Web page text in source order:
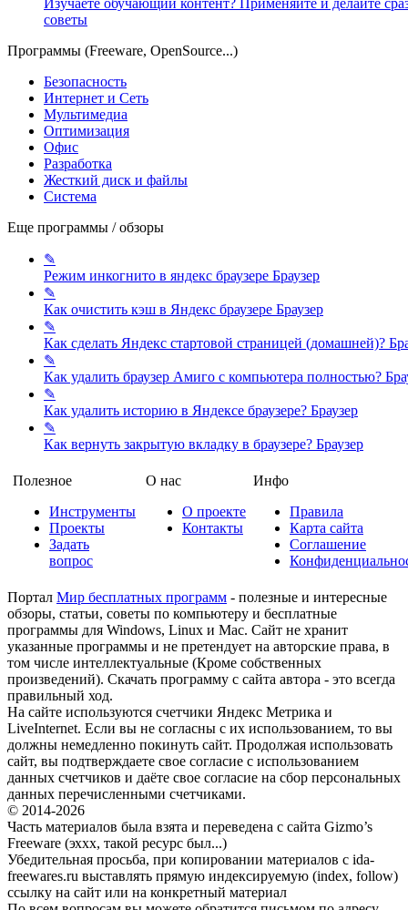
советы
Программы (Freeware, OpenSource...)
Безопасность
Интернет и Сеть
Мультимедиа
Оптимизация
Офис
Разработка
Жесткий диск и файлы
Система
Еще программы / обзоры
✎
Режим инкогнито в яндекс браузере Браузер
✎
Как очистить кэш в Яндекс браузере Браузер
✎
Как сделать Яндекс стартовой страницей (домашней)?
✎
Как удалить браузер Амиго с компьютера полностью?
✎
Как удалить историю в Яндексе браузере? Браузер
✎
Как вернуть закрытую вкладку в браузере? Браузер
Полезное
Инструменты
Проекты
Задать
вопрос
О нас
О проекте
Контакты
Инфо
Правила
Карта сайта
Соглашение
Портал Мир бесплатных программ - полезные и интересные
обзоры, статьи, советы по компьютеру и бесплатные
программы для Windows, Linux и Mac. Сайт не хранит
указанные программы и не претендует на авторские права, в
том числе интеллектуальные (Кроме собственных
произведений). Скачать программу с сайта автора - это всегда
правильный ход.
На сайте используются счетчики Яндекс Метрика и
LiveInternet. Если вы не согласны с их использованием, то вы
должны немедленно покинуть сайт. Продолжая использовать
сайт, вы подтверждаете свое согласие с использованием
данных счетчиков и даёте свое согласие на сбор персональных
данных перечисленными счетчиками.
© 2014-2026
Часть материалов была взята и переведена с сайта Gizmo’s
Freeware (эххх, такой ресурс был...)
Убедительная просьба, при копировании материалов с ida-
freewares.ru выставлять прямую индексируемую (index, follow)
ссылку на сайт или на конкретный материал